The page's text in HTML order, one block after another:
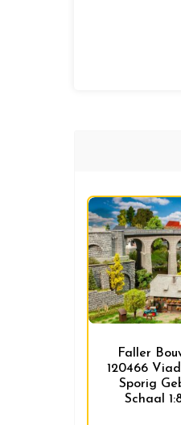
Faller
120466
Sporig
Schaal